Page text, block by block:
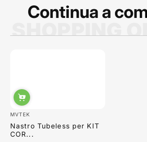
Continua a
SHOPPING
MVTEK
Nastro Tubeless per KIT
COR...